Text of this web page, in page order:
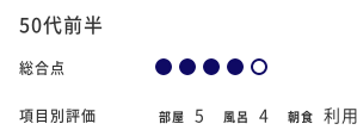
50代前半
総合点
項目別評価 部屋 5 風呂 4 朝食 利